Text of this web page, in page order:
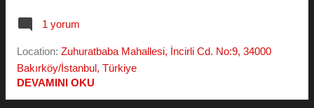
bitirdim. Uzmanlık eğitimimi şişli etfal eğitim
araştırma hastanesinden aldım Uzman
olduktan sonra süleymaniye kadın hastalıkları
ve doğum eğitim araştırma hastanesinde
1 yorum
Location: Zuhuratbaba Mahallesi, İncirli Cd. No:9, 34000
Bakırköy/İstanbul, Türkiye
DEVAMINI OKU